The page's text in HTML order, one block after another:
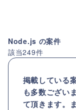
Node.js の案件
該当249件
掲載している
も多数ござい
て頂きます。